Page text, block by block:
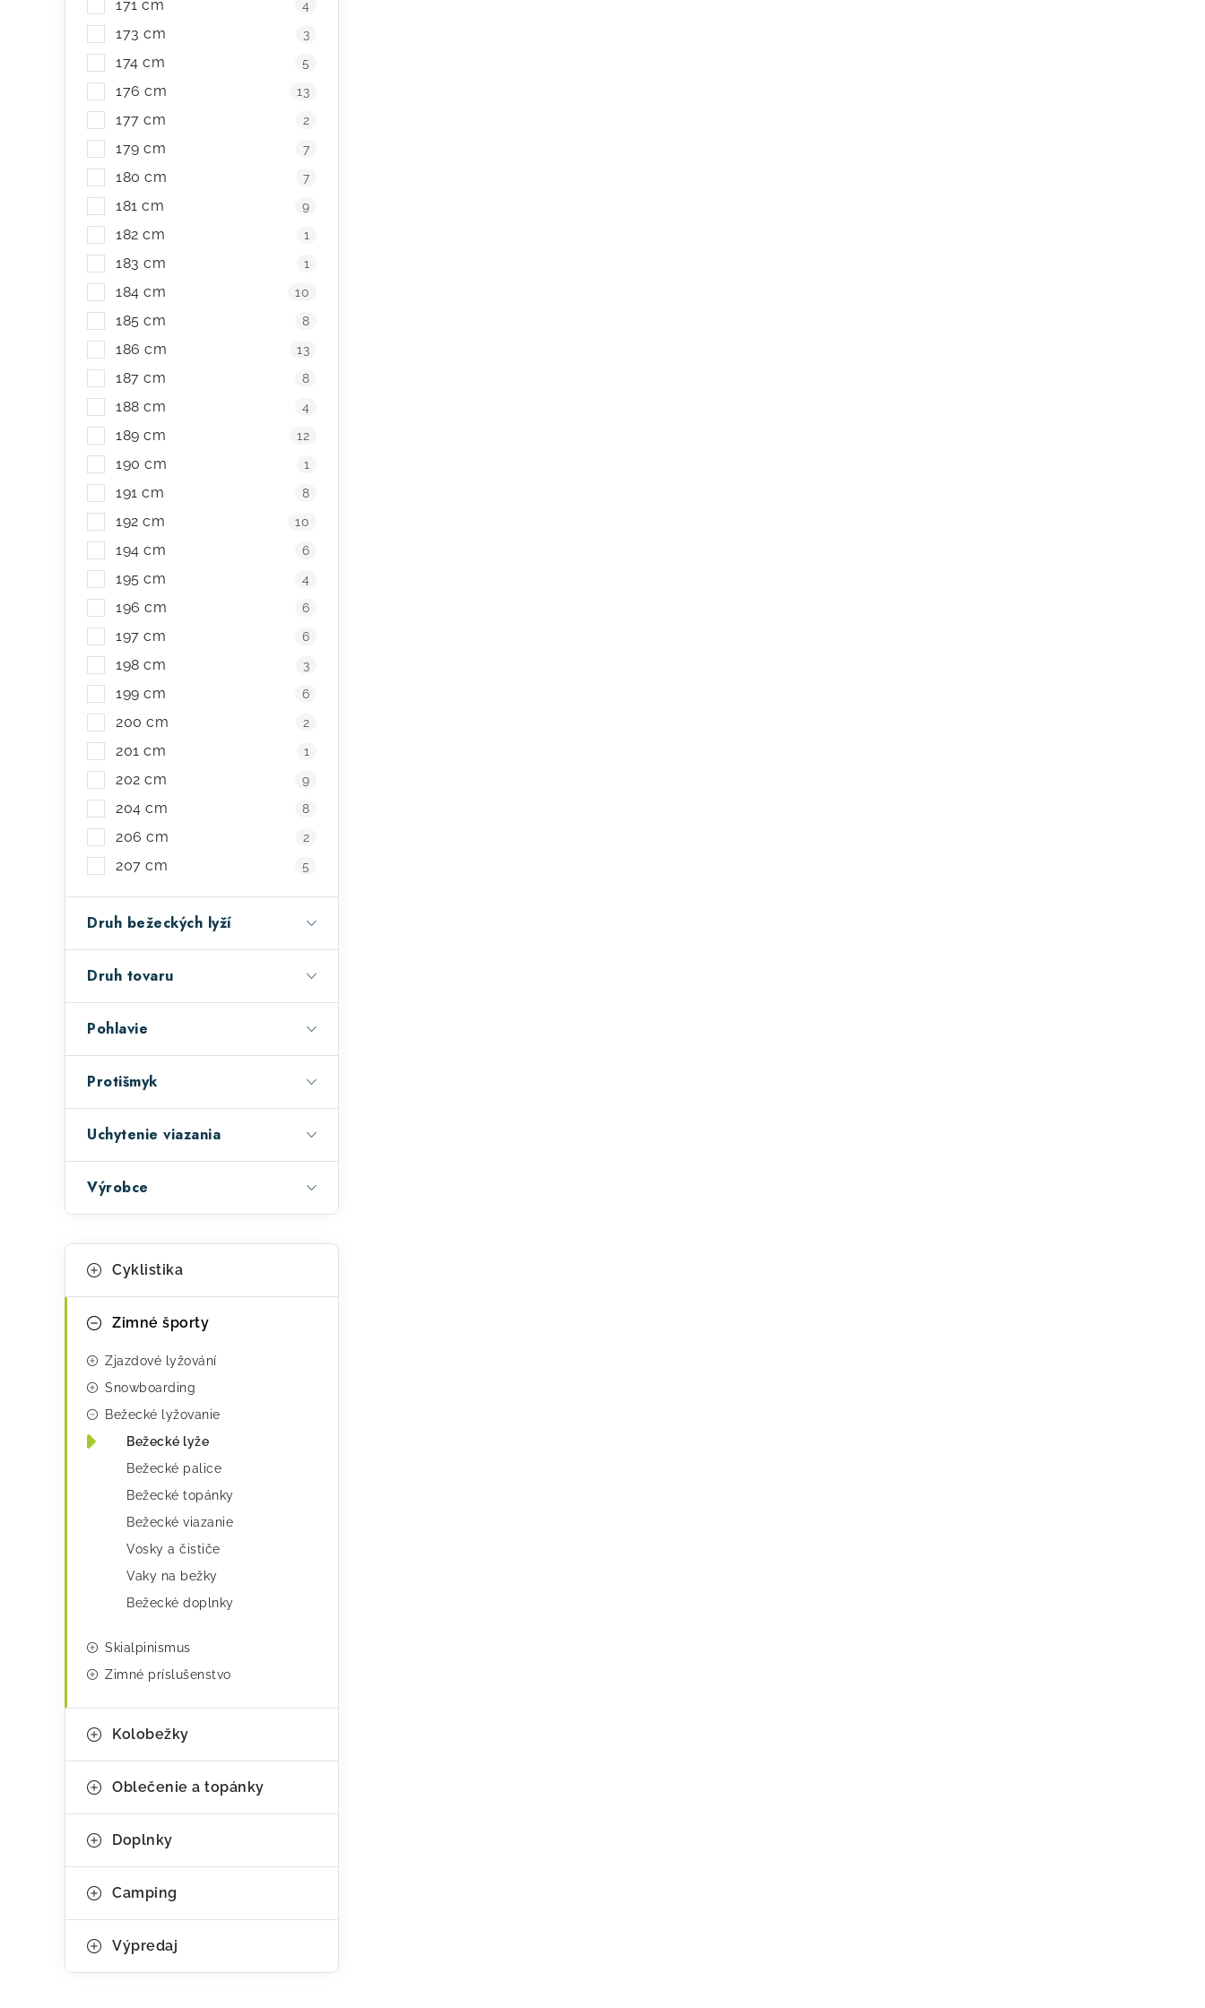
171 cm 4
173 cm 3
174 cm 5
176 cm 13
177 cm 2
179 cm 7
180 cm 7
181 cm 9
182 cm 1
183 cm 1
184 cm 10
185 cm 8
186 cm 13
187 cm 8
188 cm 4
189 cm 12
190 cm 1
191 cm 8
192 cm 10
194 cm 6
195 cm 4
196 cm 6
197 cm 6
198 cm 3
199 cm 6
200 cm 2
201 cm 1
202 cm 9
204 cm 8
206 cm 2
207 cm 5
Druh bežeckých lyží
Druh tovaru
Pohlavie
Protišmyk
Uchytenie viazania
Výrobce
Preskočiť
kategórie
K
a
Cyklistika
Zimné športy
Zjazdové lyžování
Snowboarding
Bežecké lyžovanie
Bežecké lyže
Bežecké palice
Bežecké topánky
Bežecké viazanie
Vosky a čističe
Vaky na bežky
Bežecké doplnky
Skialpinismus
Zimné príslušenstvo
Kolobežky
Oblečenie a topánky
Doplnky
Camping
Výpredaj